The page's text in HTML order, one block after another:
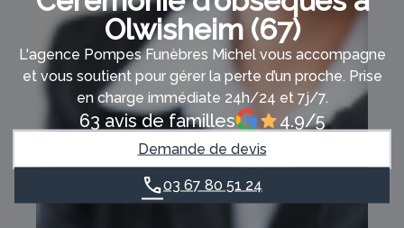
Olwisheim (67)
L'agence Pompes Funèbres Michel vous accompagne
et vous soutient pour gérer la perte d’un proche. Prise
en charge immédiate 24h/24 et 7j/7.
63 avis de familles 4.9/5
Demande de devis
03 67 80 51 24